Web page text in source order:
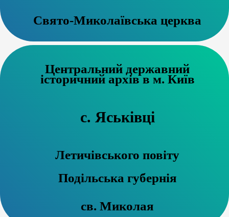
Свято-Миколаївська церква
Центральний державний
історичний архів в м. Київ
с. Яськівці
Летичівського повіту
Подільська губернія
св. Миколая